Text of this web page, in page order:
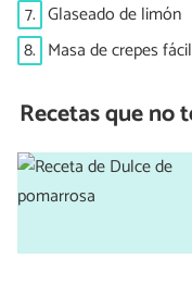
7. Glaseado de limón
8. Masa de crepes fácil
Recetas que no